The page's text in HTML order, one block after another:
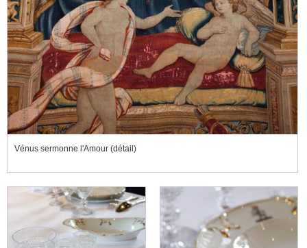
Vénus sermonne l'Amour (détail)